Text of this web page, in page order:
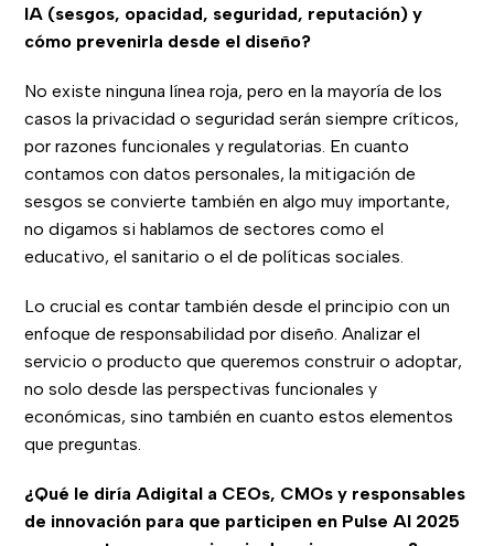
IA (sesgos, opacidad, seguridad, reputación) y
cómo prevenirla desde el diseño?
No existe ninguna línea roja, pero en la mayoría de los
casos la privacidad o seguridad serán siempre críticos,
por razones funcionales y regulatorias. En cuanto
contamos con datos personales, la mitigación de
sesgos se convierte también en algo muy importante,
no digamos si hablamos de sectores como el
educativo, el sanitario o el de políticas sociales.
Lo crucial es contar también desde el principio con un
enfoque de responsabilidad por diseño. Analizar el
servicio o producto que queremos construir o adoptar,
no solo desde las perspectivas funcionales y
económicas, sino también en cuanto estos elementos
que preguntas.
¿Qué le diría Adigital a CEOs, CMOs y responsables
de innovación para que participen en Pulse AI 2025